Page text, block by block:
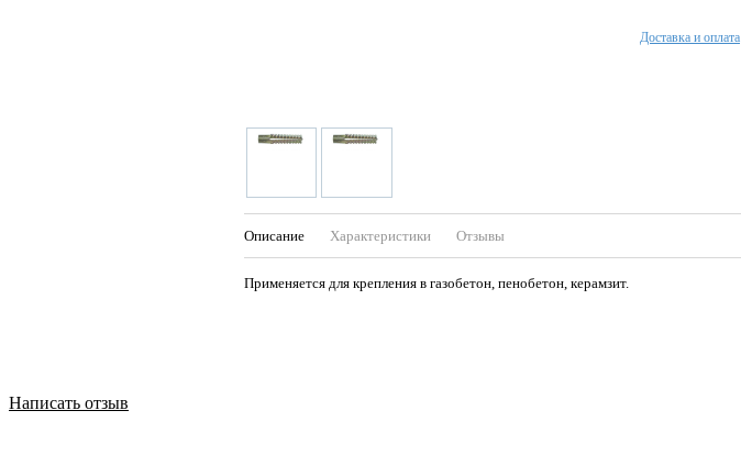
Описание Характеристики Отзывы
Применяется для крепления в газобетон, пенобетон, керамзит.
Доставка и оплата
Написать отзыв